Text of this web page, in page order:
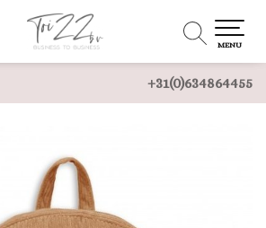
+31(0)634864455
MENU